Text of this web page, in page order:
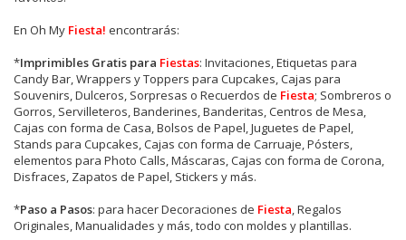
En Oh My Fiesta! encontrarás:
*Imprimibles Gratis para Fiestas: Invitaciones, Etiquetas para
Candy Bar, Wrappers y Toppers para Cupcakes, Cajas para
Souvenirs, Dulceros, Sorpresas o Recuerdos de Fiesta; Sombreros o
Gorros, Servilleteros, Banderines, Banderitas, Centros de Mesa,
Cajas con forma de Casa, Bolsos de Papel, Juguetes de Papel,
Stands para Cupcakes, Cajas con forma de Carruaje, Pósters,
elementos para Photo Calls, Máscaras, Cajas con forma de Corona,
Disfraces, Zapatos de Papel, Stickers y más.
*Paso a Pasos: para hacer Decoraciones de Fiesta, Regalos
Originales, Manualidades y más, todo con moldes y plantillas.